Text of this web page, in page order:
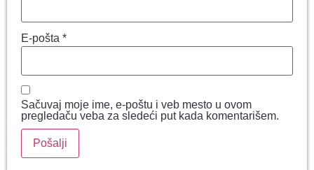
E-pošta *
Sačuvaj moje ime, e-poštu i veb mesto u ovom
pregledaču veba za sledeći put kada komentarišem.